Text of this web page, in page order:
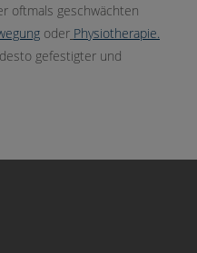
oftmals geschwächten
oder Physiotherapie.
gefestigter und